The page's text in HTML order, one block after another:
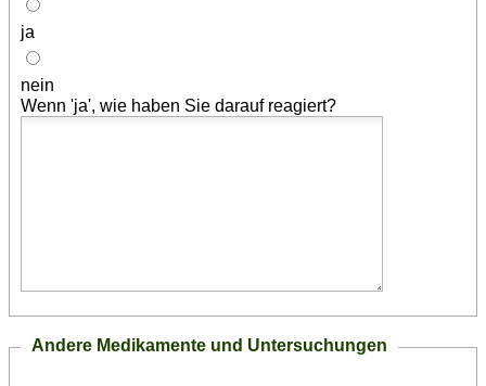
ja
nein
Wenn 'ja', wie haben Sie darauf reagiert?
Andere Medikamente und Untersuchungen